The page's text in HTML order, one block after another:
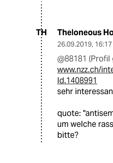
TH Theloneous
26.09.2019,
@88181
www.nzz.ch/
ld.1408991
sehr
quote:
um welche
bitte?